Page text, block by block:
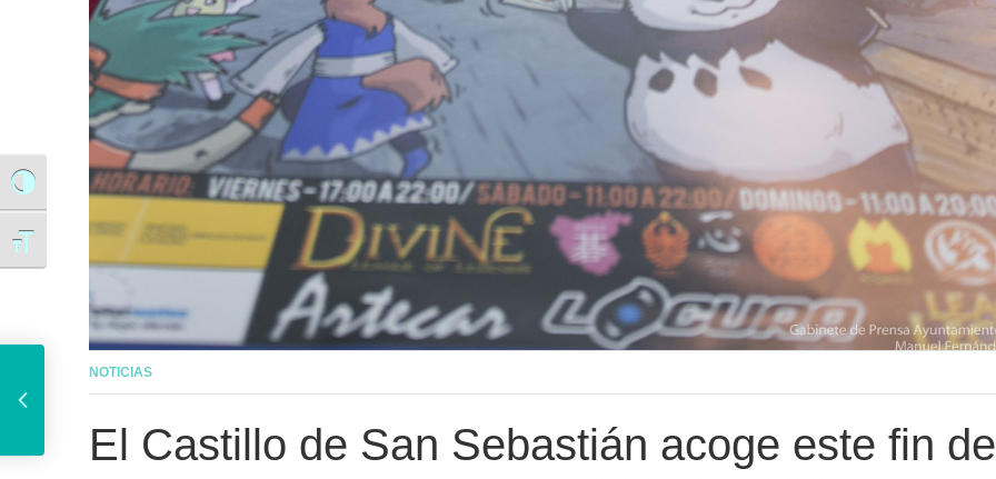
Alternar alto contraste
Alternar tamaño de letra
NOTICIAS
El Castillo de San Sebastián acoge este fin de